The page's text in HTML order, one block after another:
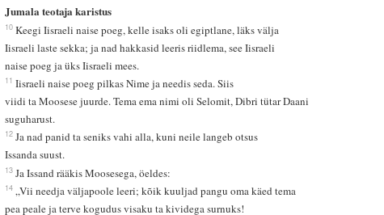
Jumala teotaja karistus
10 Keegi Iisraeli naise poeg, kelle isaks oli egiptlane, läks välja
Iisraeli laste sekka; ja nad hakkasid leeris riidlema, see Iisraeli
naise poeg ja üks Iisraeli mees.
11 Iisraeli naise poeg pilkas Nime ja needis seda. Siis
viidi ta Moosese juurde. Tema ema nimi oli Selomit, Dibri tütar Daani
suguharust.
12 Ja nad panid ta seniks vahi alla, kuni neile langeb otsus
Issanda suust.
13 Ja Issand rääkis Moosesega, öeldes:
14 „Vii needja väljapoole leeri; kõik kuuljad pangu oma käed tema
pea peale ja terve kogudus visaku ta kividega surnuks!